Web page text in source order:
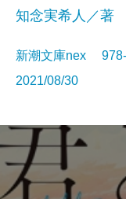
知念実希人／著
新潮文庫nex
2021/08/30